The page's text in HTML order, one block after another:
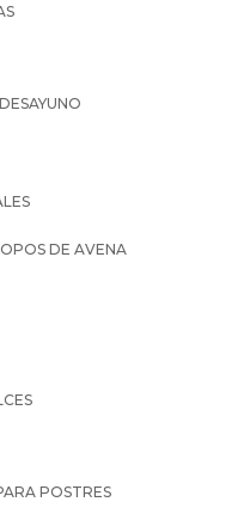
DE AVENA
POSTRES